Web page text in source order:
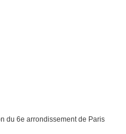
du 6e arrondissement de Paris